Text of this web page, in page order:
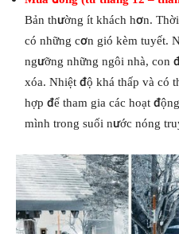
Bản thường ít khách hơn.
có những cơn gió kèm tuyết.
ngưỡng những ngôi nhà, con
xóa. Nhiệt độ khá thấp và có
hợp để tham gia các hoạt
mình trong suối nước nóng